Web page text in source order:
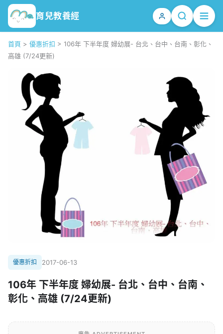
育兒教養經
首頁 > 優惠折扣 > 106年 下半年度 婦幼展- 台北、台中、台南、彰化、
高雄 (7/24更新)
優惠折扣 2017-06-13
106年 下半年度 婦幼展- 台北、台中、台南、
彰化、高雄 (7/24更新)